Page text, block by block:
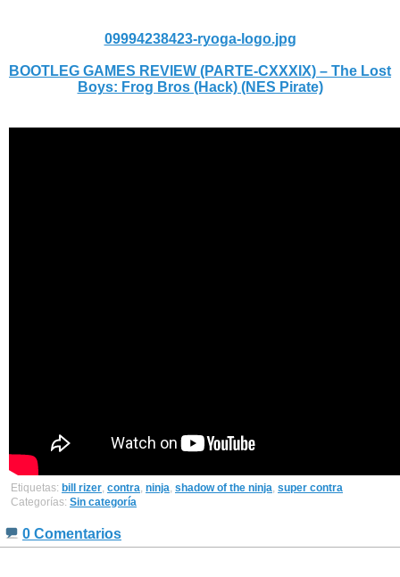
09994238423-ryoga-logo.jpg
BOOTLEG GAMES REVIEW (PARTE-CXXXIX) – The Lost
Boys: Frog Bros (Hack) (NES Pirate)
Etiquetas: bill rizer, contra, ninja, shadow of the ninja, super contra
Categorías: Sin categoría
0 Comentarios